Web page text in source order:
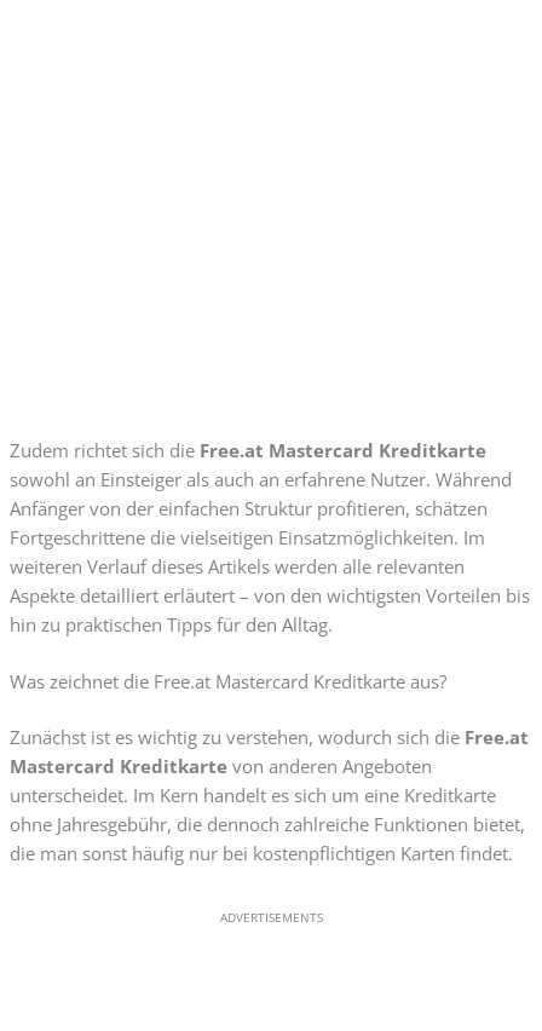
Zudem richtet sich die Free.at Mastercard Kreditkarte
sowohl an Einsteiger als auch an erfahrene Nutzer. Während
Anfänger von der einfachen Struktur profitieren, schätzen
Fortgeschrittene die vielseitigen Einsatzmöglichkeiten. Im
weiteren Verlauf dieses Artikels werden alle relevanten
Aspekte detailliert erläutert – von den wichtigsten Vorteilen bis
hin zu praktischen Tipps für den Alltag.
Was zeichnet die Free.at Mastercard Kreditkarte aus?
Zunächst ist es wichtig zu verstehen, wodurch sich die Free.at
Mastercard Kreditkartevon anderen Angeboten
unterscheidet. Im Kern handelt es sich um eine Kreditkarte
ohne Jahresgebühr, die dennoch zahlreiche Funktionen bietet,
die man sonst häufig nur bei kostenpflichtigen Karten findet.
ADVERTISEMENTS